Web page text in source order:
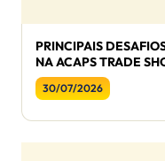
PRINCIPAIS
NA ACAPS TRADE
30/07/2026